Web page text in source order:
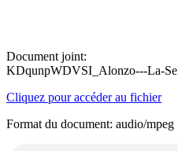
Document joint:
KDqunpWDVSI_Alonzo---La-
Cliquez pour accéder au fichier
Format du document: audio/mpeg